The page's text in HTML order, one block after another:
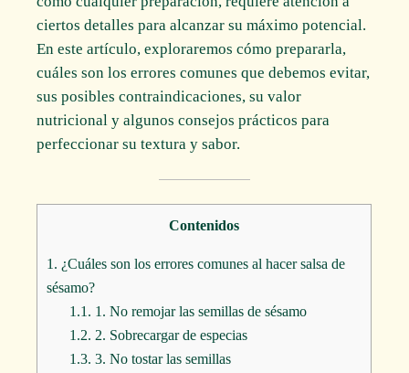
ciertos detalles para alcanzar su máximo potencial.
En este artículo, exploraremos cómo prepararla,
cuáles son los errores comunes que debemos evitar,
sus posibles contraindicaciones, su valor
nutricional y algunos consejos prácticos para
perfeccionar su textura y sabor.
Contenidos
1. ¿Cuáles son los errores comunes al hacer salsa de
sésamo?
1.1. 1. No remojar las semillas de sésamo
1.2. 2. Sobrecargar de especias
1.3. 3. No tostar las semillas